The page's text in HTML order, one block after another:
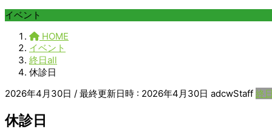
イベント
HOME
イベント
終日all
休診日
2026年4月30日 / 最終更新日時 : 2026年4月30日 adcwStaff 終
休診日